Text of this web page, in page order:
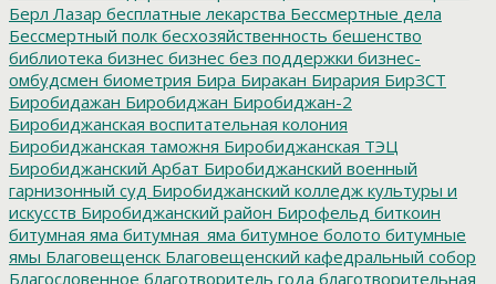
Берл Лазар бесплатные лекарства Бессмертные дела
Бессмертный полк бесхозяйственность бешенство
библиотека бизнес бизнес без поддержки бизнес-
омбудсмен биометрия Бира Биракан Бирария БирЗСТ
Биробидажан Биробиджан Биробиджан-2
Биробиджанская воспитательная колония
Биробиджанская таможня Биробиджанская ТЭЦ
Биробиджанский Арбат Биробиджанский военный
гарнизонный суд Биробиджанский колледж культуры и
искусств Биробиджанский район Бирофельд биткоин
битумная яма битумная_яма битумное болото битумные
ямы Благовещенск Благовещенский кафедральный собор
Благословенное благотворитель года благотворительная